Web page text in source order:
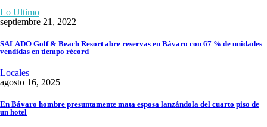
Lo Ultimo
septiembre 21, 2022
SALADO Golf & Beach Resort abre reservas en Bávaro con 67 % de unidades
vendidas en tiempo récord
Locales
agosto 16, 2025
En Bávaro hombre presuntamente mata esposa lanzándola del cuarto piso de
un hotel